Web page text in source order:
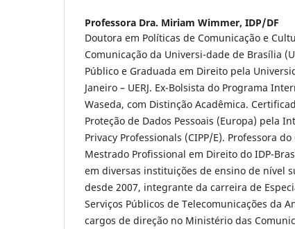
Professora Dra. Miriam Wimmer, IDP/DF
Doutora em Políticas de Comunicação e
Comunicação da Universi-dade de Brasília
Público e Graduada em Direito pela
Janeiro – UERJ. Ex-Bolsista do Programa
Waseda, com Distinção Acadêmica.
Proteção de Dados Pessoais (Europa) pela
Privacy Professionals (CIPP/E). Professora
Mestrado Profissional em Direito do IDP-
em diversas instituições de ensino de nível
desde 2007, integrante da carreira de
Serviços Públicos de Telecomunicações da
cargos de direção no Ministério das